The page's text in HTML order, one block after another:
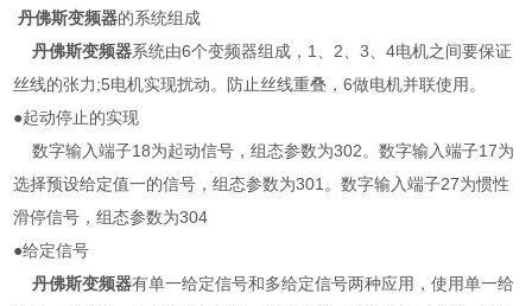
丹佛斯变频器的系统组成
丹佛斯变频器系统由6个变频器组成，1、2、3、4电机之间要保证
丝线的张力;5电机实现扰动。防止丝线重叠，6做电机并联使用。
●起动停止的实现
数字输入端子18为起动信号，组态参数为302。数字输入端子17为
选择预设给定值一的信号，组态参数为301。数字输入端子27为惯性
滑停信号，组态参数为304
●给定信号
丹佛斯变频器有单一给定信号和多给定信号两种应用，使用单一给